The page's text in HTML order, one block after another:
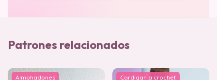
Patrones relacionados
Almohadones Cardigan a crochet